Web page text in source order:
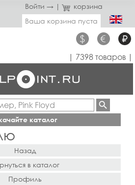
Войти → |
корзина
Ваша корзина пуста
$ € ₽
| 7398 товаров |
каталог
Назад
в каталог
Профиль